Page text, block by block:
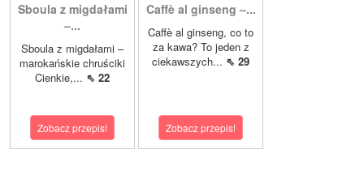
Sboula z migdałami
–...
Sboula z migdałami –
marokańskie chruściki
Cienkie,... ⇖ 22
Zobacz przepis!
Caffè al ginseng –...
Caffè al ginseng, co to
za kawa? To jeden z
ciekawszych... ⇖ 29
Zobacz przepis!